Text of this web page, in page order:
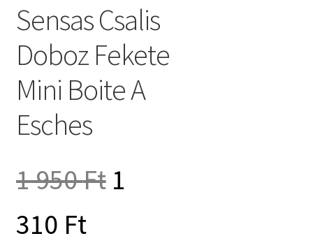
Sensas Csalis
Doboz Fekete
Mini Boite A
Esches
1 950Ft Original
1
310 FtCurrent